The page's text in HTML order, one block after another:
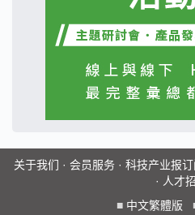
关于我们 · 会员服务· 科技产业报订
· 人才
■ 中文繁體版